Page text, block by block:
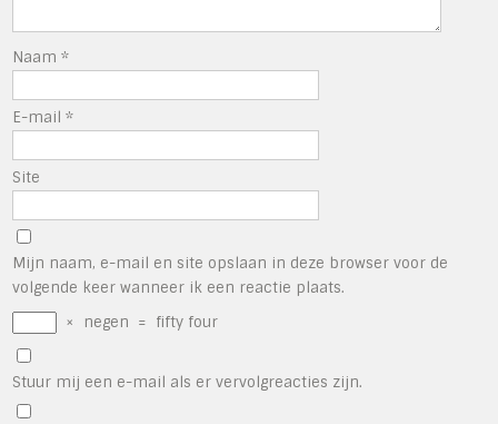
Naam*
E-mail*
Site
Mijn naam, e-mail en site opslaan in deze browser voor de
volgende keer wanneer ik een reactie plaats.
×
negen = fifty four
Stuur mij een e-mail als er vervolgreacties zijn.